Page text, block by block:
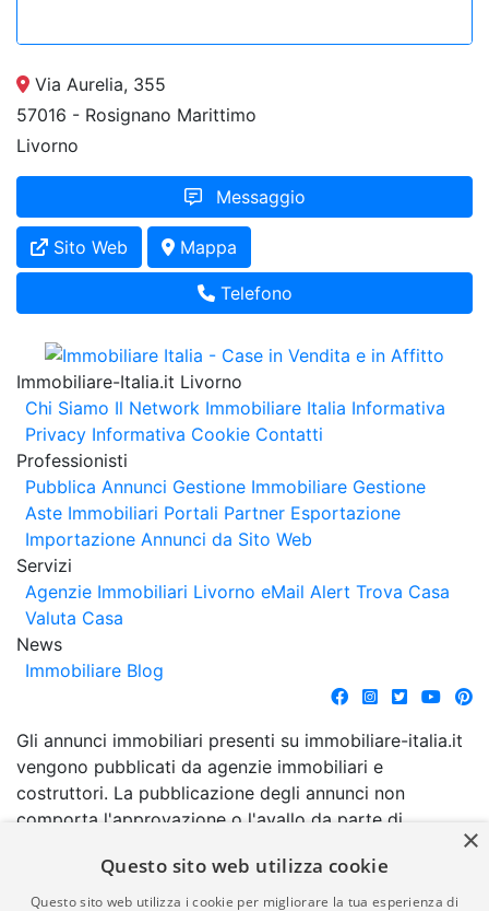
Via Aurelia, 355
57016 - Rosignano Marittimo
Livorno
Messaggio
Sito Web Mappa
Telefono
Immobiliare-Italia.it Livorno
Chi Siamo Il Network Immobiliare Italia Informativa
Privacy Informativa Cookie Contatti
Professionisti
Pubblica Annunci Gestione Immobiliare Gestione
Aste Immobiliari Portali Partner Esportazione
Importazione Annunci da Sito Web
Servizi
Agenzie Immobiliari Livorno eMail Alert Trova Casa
Valuta Casa
News
Immobiliare Blog
Gli annunci immobiliari presenti su immobiliare-italia.it
vengono pubblicati da agenzie immobiliari e
costruttori. La pubblicazione degli annunci non
comporta l'approvazione o l'avallo da parte di
garanzia da parte di quest'ultima. immobiliare-italia.it
quindi non è responsabile della veridicità, della
×
Questo sito web utilizza cookie
Questo sito web utilizza i cookie per migliorare la tua esperienza di